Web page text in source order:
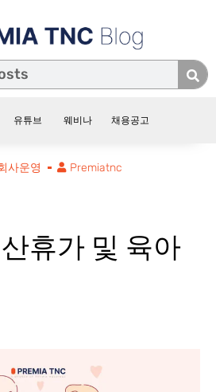
유튜브 웨비나 채용공고
사운영 Premiatnc
휴가 및 육아